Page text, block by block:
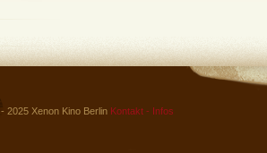
2025 Xenon Kino Berlin Kontakt - Infos